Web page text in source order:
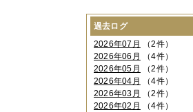
過去ログ
2026年07月
（2件）
2026年06月
（4件）
2026年05月
（2件）
2026年04月
（4件）
2026年03月
（2件）
2026年02月
（4件）